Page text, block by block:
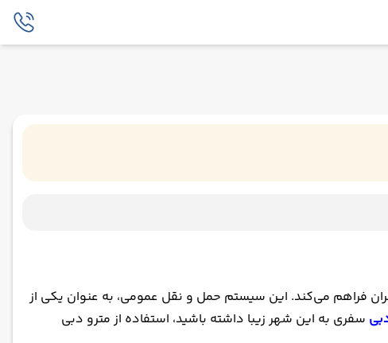
فراهم می‌کند. این سیستم حمل و نقل عمومی، به عنوان یکی از
سفری به این شهر زیبا داشته باشید، استفاده از مترو دبی